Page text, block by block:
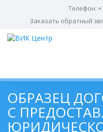
Телефон:
Заказать обратный
ОБРАЗЕЦ
С